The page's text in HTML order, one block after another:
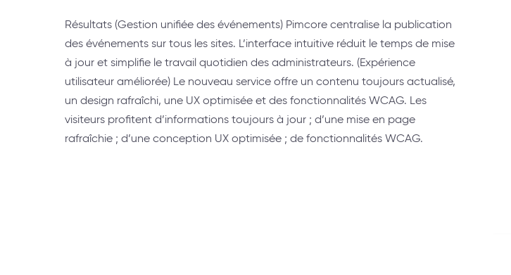
Résultats (Gestion unifiée des événements) Pimcore centralise la publication
des événements sur tous les sites. L’interface intuitive réduit le temps de mise
à jour et simplifie le travail quotidien des administrateurs. (Expérience
utilisateur améliorée) Le nouveau service offre un contenu toujours actualisé,
un design rafraîchi, une UX optimisée et des fonctionnalités WCAG. Les
visiteurs profitent d’informations toujours à jour ; d’une mise en page
rafraîchie ; d’une conception UX optimisée ; de fonctionnalités WCAG.